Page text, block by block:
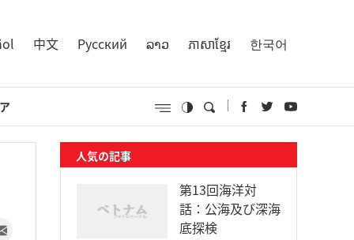
中文 Русский ລາວ ភាសាខ្មែរ 한국어
人気の記事
第13回海洋対
話：公海及び深海
底探検